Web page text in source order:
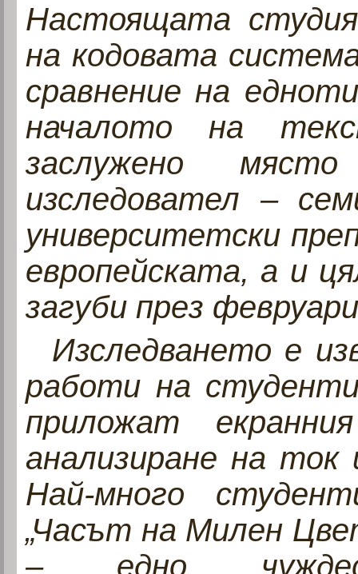
Настоящата
на кодовата
сравнение на
началото на
заслужено
изследовател –
университетски
европейската, а и
загуби през
Изследването е
работи на
приложат
анализиране на ток
Най-много
„Часът на Милен
– едно